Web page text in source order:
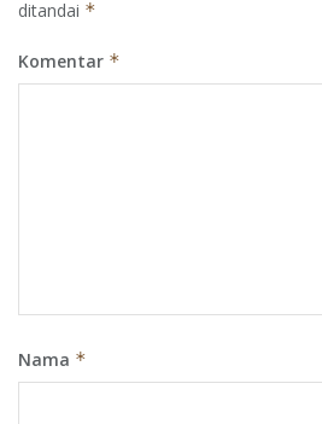
ditandai *
Komentar *
Nama *